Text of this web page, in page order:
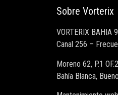
Sobre Vorterix
VORTERIX
Canal 256 –
Moreno 62, P.1 OF.2
Bahía Blanca,